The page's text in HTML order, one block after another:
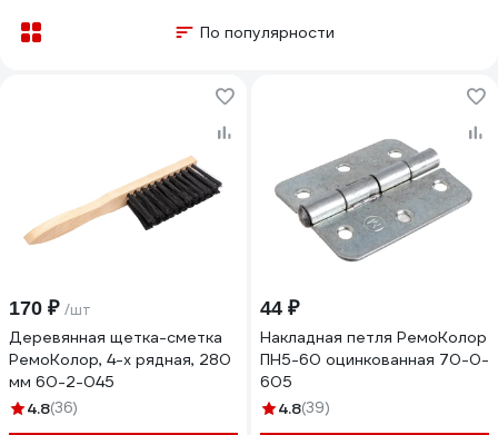
По популярности
170 ₽ /шт
Деревянная щетка-сметка
РемоКолор, 4-х рядная, 280
мм 60-2-045
4.8(36)
44 ₽
Накладная петля РемоКолор
ПН5-60 оцинкованная 70-0-
605
4.8(39)